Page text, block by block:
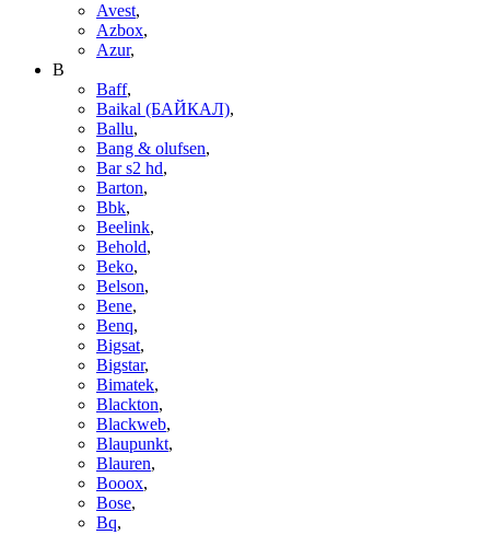
Avest,
Azbox,
Azur,
B
Baff,
Baikal (БАЙКАЛ),
Ballu,
Bang & olufsen,
Bar s2 hd,
Barton,
Bbk,
Beelink,
Behold,
Beko,
Belson,
Bene,
Benq,
Bigsat,
Bigstar,
Bimatek,
Blackton,
Blackweb,
Blaupunkt,
Blauren,
Booox,
Bose,
Bq,